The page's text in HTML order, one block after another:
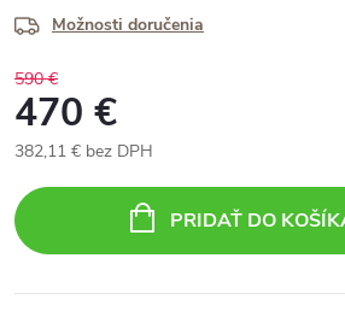
Možnosti doručenia
590 €
470 €
382,11 € bez DPH
cena:
PRIDAŤ DO